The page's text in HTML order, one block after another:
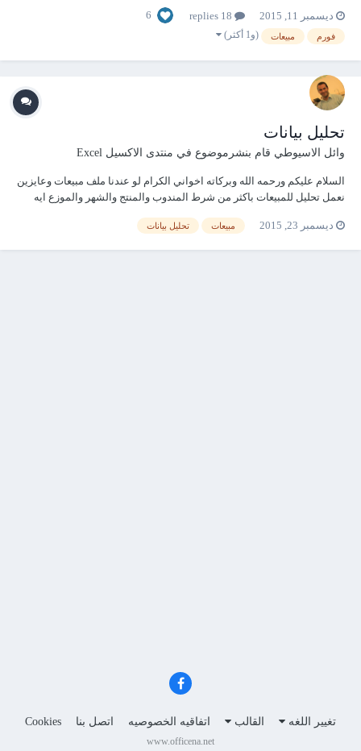
الملف. ملاحظة: لتعديل الكميات والحذف دبل كليك على الصنف. بانتظا...
ديسمبر 11, 2015 6
فورم مبيعات (و1 أكثر)
تحليل بيانات
وائل الاسيوطي قام بنشرموضوع في منتدى الاكسيل Excel
السلام عليكم ورحمه الله وبركاته اخواني الكرام لو عندنا ملف مبيعات وعايزين
نعمل تحليل للمبيعات باكثر من شرط المندوب والمنتج والشهر والموزع ايه
ديسمبر 23, 2015
مبيعات تحليل بيانات
تغيير اللغه القالب اتفاقيه الخصوصيه اتصل بنا Cookies
www.officena.net